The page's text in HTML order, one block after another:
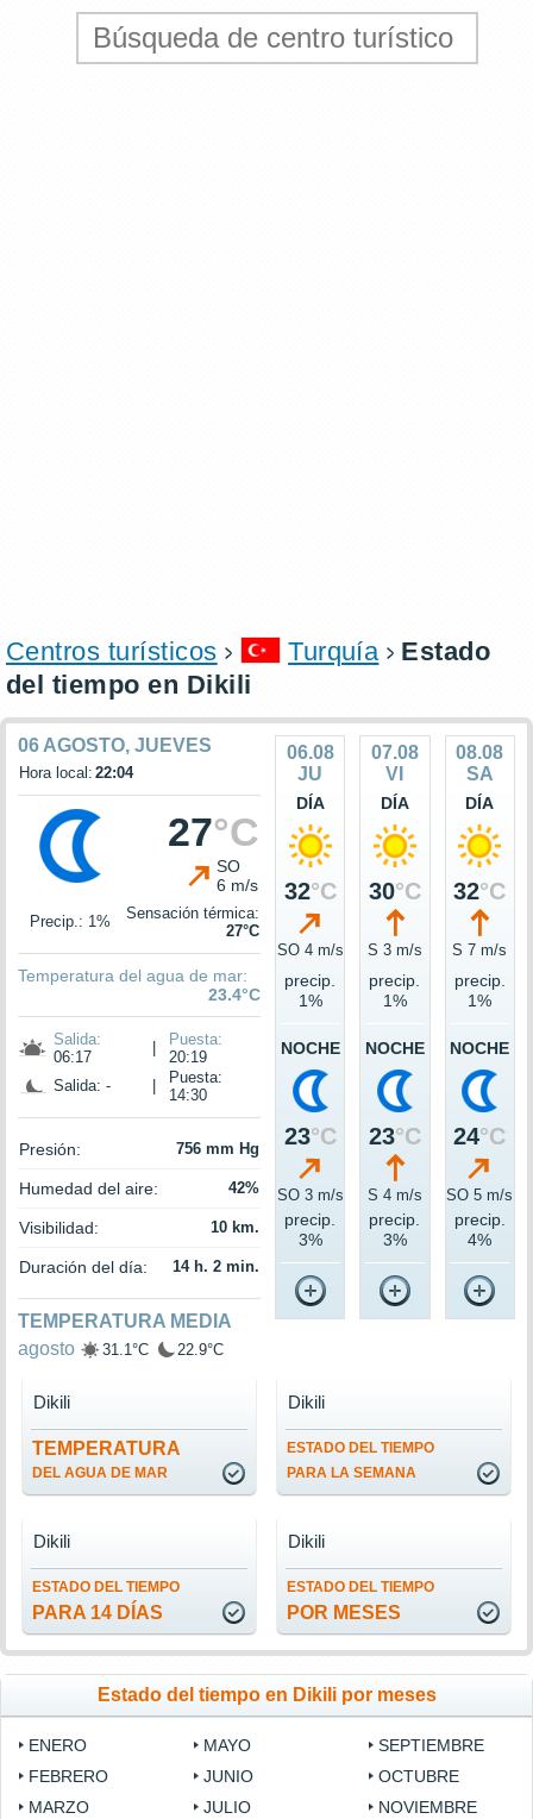
Centros turísticos Turquía
Estado
del tiempo en Dikili
06 AGOSTO, JUEVES
Hora local: 22:04
27°C
SO
6 m/s
Precip.: 1%
Sensación térmica:
27°C
Temperatura del agua de mar:
23.4°C
Salida:
06:17
Puesta:
20:19
Salida: -
Puesta:
14:30
Presión: 756 mm Hg
Humedad del aire: 42%
Visibilidad: 10 km.
Duración del día: 14 h. 2 min.
TEMPERATURA MEDIA
agosto
31.1°C 22.9°C
06.08
JU
DÍA
32°C
SO 4 m/s
precip.
1%
NOCHE
23°C
SO 3 m/s
precip.
3%
07.08
VI
DÍA
30°C
S 3 m/s
precip.
1%
NOCHE
23°C
S 4 m/s
precip.
3%
08.08
SA
DÍA
32°C
S 7 m/s
precip.
1%
NOCHE
24°C
SO 5 m/s
precip.
4%
TEMPERATURA
DEL AGUA DE MAR
Dikili
ESTADO DEL TIEMPO
PARA LA SEMANA
Dikili
ESTADO DEL TIEMPO
PARA 14 DÍAS
Dikili
ESTADO DEL TIEMPO
POR MESES
Dikili
Estado del tiempo en Dikili por meses
ENERO
FEBRERO
MARZO
MAYO
JUNIO
JULIO
SEPTIEMBRE
OCTUBRE
NOVIEMBRE